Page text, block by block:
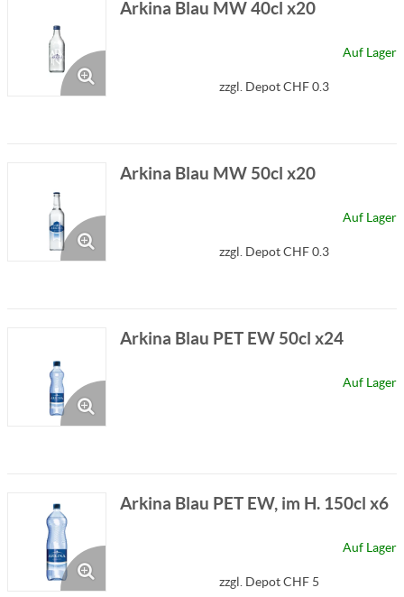
Arkina Blau MW 40cl x20
Auf Lager
zzgl. Depot CHF 0.3
Arkina Blau MW 50cl x20
Auf Lager
zzgl. Depot CHF 0.3
Arkina Blau PET EW 50cl x24
Auf Lager
Arkina Blau PET EW, im H. 150cl x6
Auf Lager
zzgl. Depot CHF 5